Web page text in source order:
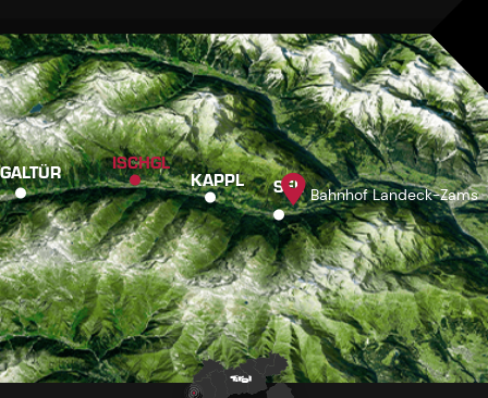
GALTÜR ISCHGL
KAPPL SEE Bahnhof Landeck-Zams